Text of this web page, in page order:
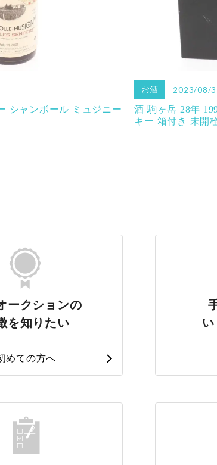
シャンボール ミュジニー
お酒 2023/08/
酒 駒ヶ岳 28年
キー 箱付き 未開
ークションの
を知りたい
めての方へ
い